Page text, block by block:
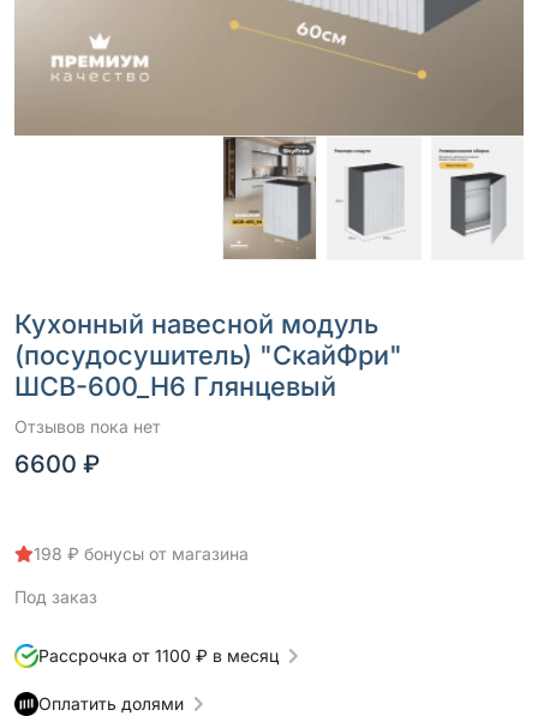
Кухонный навесной модуль
(посудосушитель) "СкайФри"
ШСВ-600_Н6 Глянцевый
Отзывов пока нет
6600 ₽
198 ₽ бонусы от магазина
Под заказ
Рассрочка от 1100 ₽ в месяц
Оплатить долями